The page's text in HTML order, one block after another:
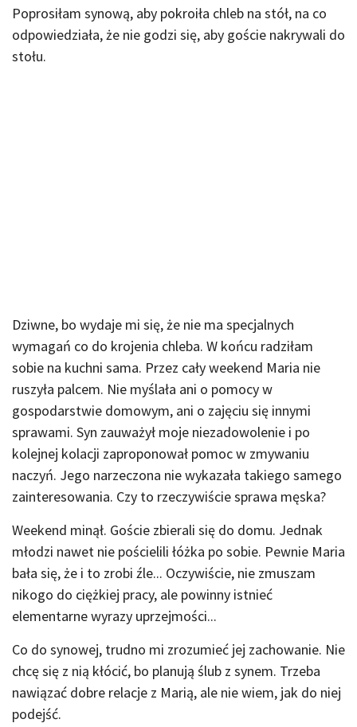
Poprosiłam synową, aby pokroiła chleb na stół, na co
odpowiedziała, że nie godzi się, aby goście nakrywali do
stołu.
Dziwne, bo wydaje mi się, że nie ma specjalnych
wymagań co do krojenia chleba. W końcu radziłam
sobie na kuchni sama. Przez cały weekend Maria nie
ruszyła palcem. Nie myślała ani o pomocy w
gospodarstwie domowym, ani o zajęciu się innymi
sprawami. Syn zauważył moje niezadowolenie i po
kolejnej kolacji zaproponował pomoc w zmywaniu
naczyń. Jego narzeczona nie wykazała takiego samego
zainteresowania. Czy to rzeczywiście sprawa męska?
Weekend minął. Goście zbierali się do domu. Jednak
młodzi nawet nie pościelili łóżka po sobie. Pewnie Maria
bała się, że i to zrobi źle... Oczywiście, nie zmuszam
nikogo do ciężkiej pracy, ale powinny istnieć
elementarne wyrazy uprzejmości...
Co do synowej, trudno mi zrozumieć jej zachowanie. Nie
chcę się z nią kłócić, bo planują ślub z synem. Trzeba
nawiązać dobre relacje z Marią, ale nie wiem, jak do niej
podejść.